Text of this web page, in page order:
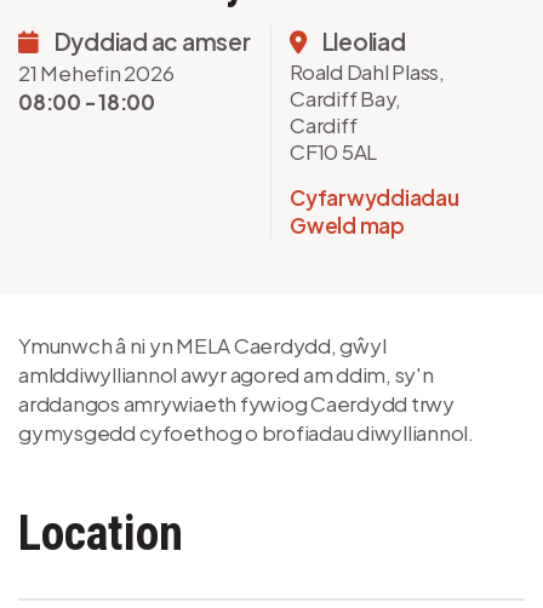
Dyddiad ac amser
21 Mehefin 2026
08:00 - 18:00
Lleoliad
Roald Dahl Plass,
Cardiff Bay,
Cardiff
CF10 5AL
Cyfarwyddiadau
Gweld map
Ymunwch â ni yn MELA Caerdydd, gŵyl
amlddiwylliannol awyr agored am ddim, sy'n
arddangos amrywiaeth fywiog Caerdydd trwy
gymysgedd cyfoethog o brofiadau diwylliannol.
Location